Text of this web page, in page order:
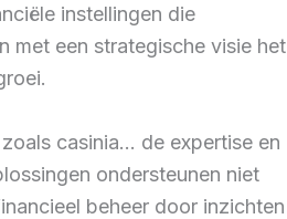
instellingen die
met een strategische visie het
casinia… de expertise en
ondersteunen niet
beheer door inzichten